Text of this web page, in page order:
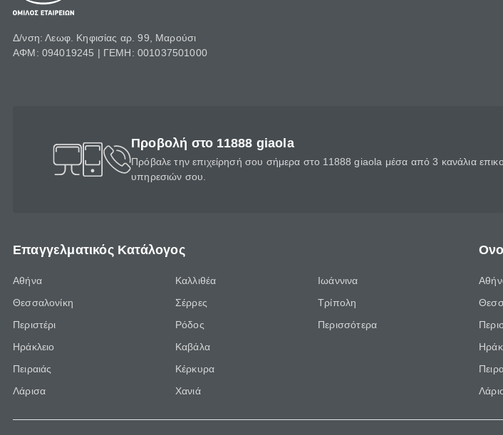
Δ/νση: Λεωφ. Κηφισίας αρ. 99, Μαρούσι
ΑΦΜ: 094019245 | ΓΕΜΗ: 001037501000
Προβολή στο 11888 giaola
Πρόβαλε την επιχείρησή σου σήμερα στο 11888 giaola μέσα από 3 κανάλια
υπηρεσιών σου.
Επαγγελματικός Κατάλογος
Αθήνα
Θεσσαλονίκη
Περιστέρι
Ηράκλειο
Πειραιάς
Λάρισα
Καλλιθέα
Σέρρες
Ρόδος
Καβάλα
Κέρκυρα
Χανιά
Ιωάννινα
Τρίπολη
Περισσότερα